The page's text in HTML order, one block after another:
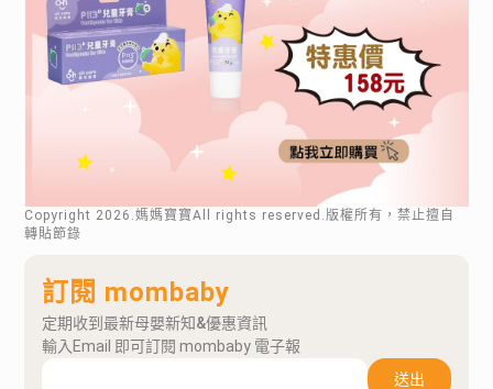
Copyright 2026 .媽媽寶寶All rights reserved.版權所有，禁止擅自
轉貼節錄
訂閱 mombaby
定期收到最新母嬰新知&優惠資訊
輸入Email 即可訂閱 mombaby 電子報
送出